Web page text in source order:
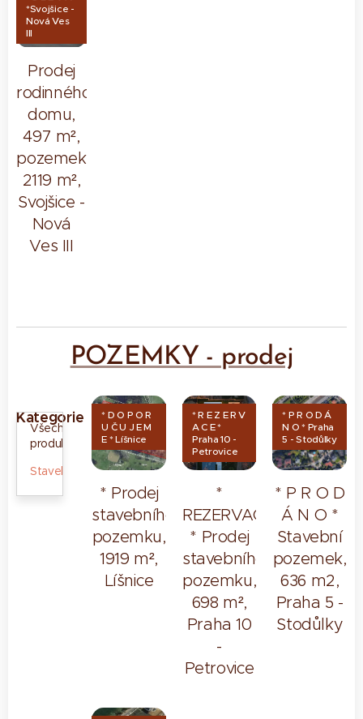
Prodej
rodinného
domu,
497 m²,
pozemek
2119 m²,
Svojšice -
Nová
Ves III
*Svojšice -
Nová Ves
III
POZEMKY - prodej
Kategorie
Všechny
produkty
Stavební
* Prodej
stavebního
pozemku,
1919 m²,
Líšnice
* D O P O R
U Č U J E M
E * Líšnice
*
REZERVACE
* Prodej
stavebního
pozemku,
698 m²,
Praha 10
-
Petrovice
* R E Z E R V
A C E *
Praha 10 -
Petrovice
* P R O D
Á N O *
Stavební
pozemek,
636 m2,
Praha 5 -
Stodůlky
* P R O D Á
N O * Praha
5 - Stodůlky